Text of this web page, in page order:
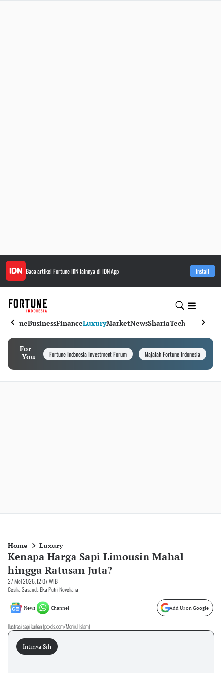
Baca artikel Fortune IDNlainnya di IDN App Install
HomeBusinessFinanceLuxuryMarketNewsShariaTech
For
You
Fortune Indonesia Investment Forum Majalah Fortune Indonesia
Home Luxury
Kenapa Harga Sapi Limousin Mahal
hingga Ratusan Juta?
27 Mei 2026, 12:07 WIB
Cesilia Sasanda Eka Putri Noveliana
News Channel Add Us on Google
Ilustrasi sapi kurban (pexels.com/Monirul Islam)
Intinya Sih